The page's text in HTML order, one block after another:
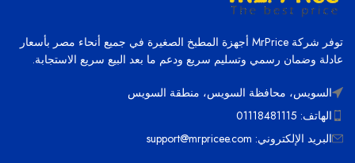
توفر شركة MrPrice أجهزة المطبخ الصغيرة في جميع أنحاء مصر بأسعار
عادلة وضمان رسمي وتسليم سريع ودعم ما بعد البيع سريع الاستجابة.
السويس، محافظة السويس، منطقة السويس
الهاتف: 01118481115
البريد الإلكتروني: support@mrpricee.com